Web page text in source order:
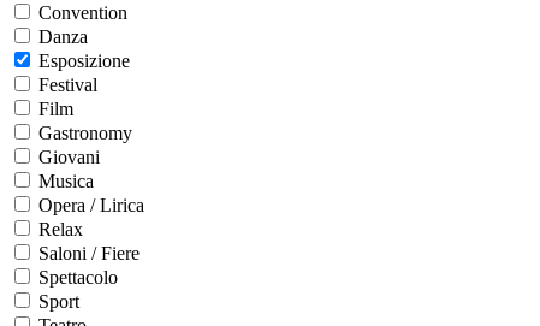
Convention
Danza
Esposizione
Festival
Film
Gastronomy
Giovani
Musica
Opera / Lirica
Relax
Saloni / Fiere
Spettacolo
Sport